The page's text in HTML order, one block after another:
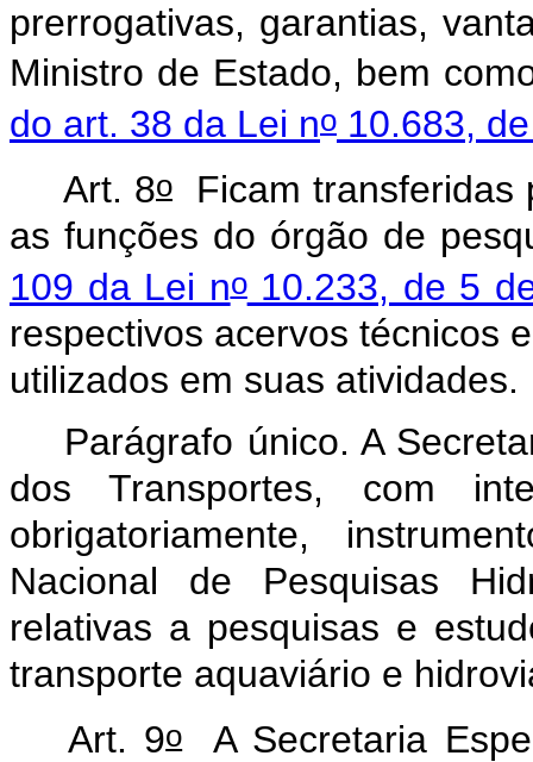
prerrogativas, garantias,
Ministro de Estado, bem
do art. 38 da Lei no 10.683,
Art. 8o Ficam transferidas
as funções do órgão de
109 da Lei no10.233, de 5
respectivos acervos técnicos
utilizados em suas atividades.
Parágrafo único. A
dos Transportes, com
obrigatoriamente,
Nacional de Pesquisas
relativas a pesquisas e
transporte aquaviário e
Art. 9oA Secretaria